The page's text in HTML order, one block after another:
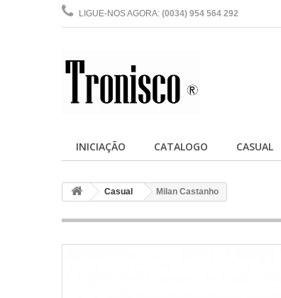
LIGUE-NOS AGORA: (0034) 954 564 292
INICIAÇÃO CATALOGO CASUAL
Casual Milan Castanho